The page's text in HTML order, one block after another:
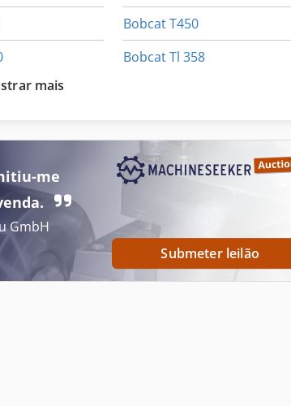
Bobcat T450
Bobcat Tl 358
mais
me
GmbH
Submeter leilão